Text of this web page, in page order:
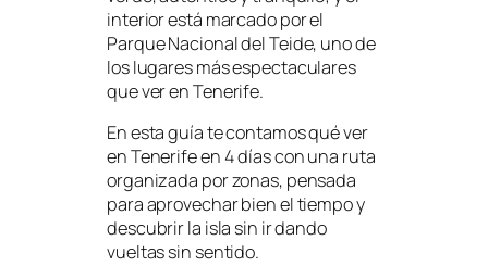
interior está marcado por el
Parque Nacional del Teide, uno de
los lugares más espectaculares
que ver en Tenerife.
En esta guía te contamos qué ver
en Tenerife en 4 días con una ruta
organizada por zonas, pensada
para aprovechar bien el tiempo y
descubrir la isla sin ir dando
vueltas sin sentido.